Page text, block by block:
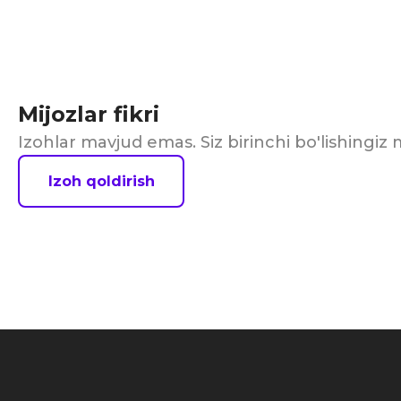
Mijozlar fikri
Izohlar mavjud emas. Siz birinchi bo'lishingiz
Izoh qoldirish